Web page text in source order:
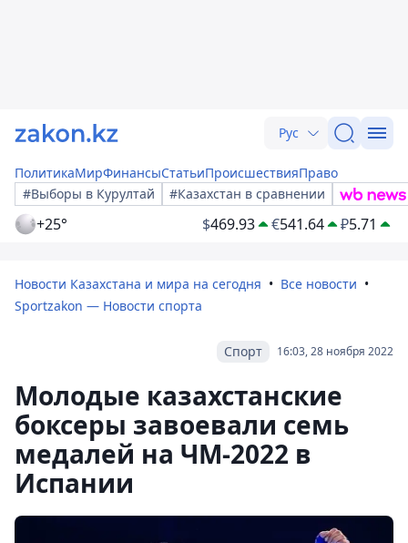
Рус
ПолитикаМирФинансыСтатьиПроисшествияПраво
#Выборы в Курултай
#Казахстан в сравнении
+25° $469.93 €541.64 ₽5.71
Новости Казахстана и мира на сегодня
Все новости
Sportzakon — Новости спорта
16:03, 28 ноября 2022
Спорт
Молодые казахстанские
боксеры завоевали семь
медалей на ЧМ-2022 в
Испании